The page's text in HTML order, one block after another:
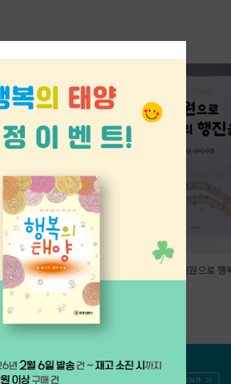
여성문하에게-기원으로 행복의 행진
을
8,000원
어서 한